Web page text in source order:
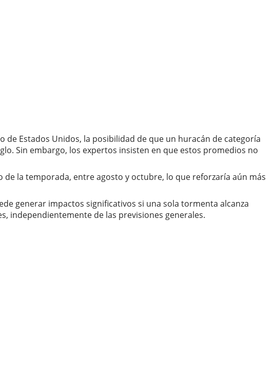
Estados Unidos, la posibilidad de que un huracán de categoría
Sin embargo, los expertos insisten en que estos promedios no
la temporada, entre agosto y octubre, lo que reforzaría aún más
generar impactos significativos si una sola tormenta alcanza
independientemente de las previsiones generales.